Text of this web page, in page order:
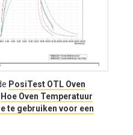
PosiTest OTL Oven
Hoe Oven Temperatuur
te gebruiken voor een